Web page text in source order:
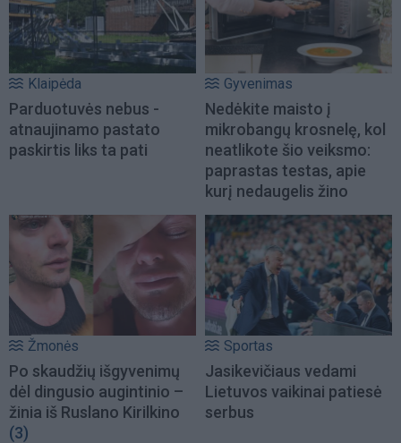
Klaipėda
Parduotuvės nebus -
atnaujinamo pastato
paskirtis liks ta pati
Gyvenimas
Nedėkite maisto į
mikrobangų krosnelę, kol
neatlikote šio veiksmo:
paprastas testas, apie
kurį nedaugelis žino
Žmonės
Po skaudžių išgyvenimų
dėl dingusio augintinio –
žinia iš Ruslano Kirilkino
(3)
Sportas
Jasikevičiaus vedami
Lietuvos vaikinai patiesė
serbus